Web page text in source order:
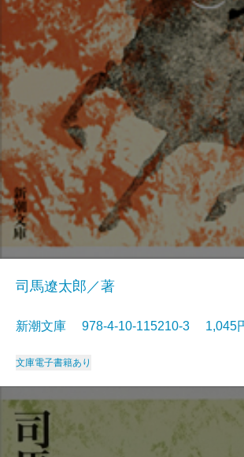
司馬遼太郎／著
新潮文庫 978-4-10-115210-3 1,045
文庫電子書籍あり